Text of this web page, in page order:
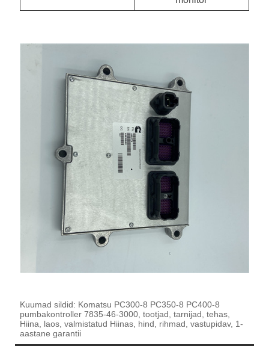
Kuumad sildid: Komatsu PC300-8 PC350-8 PC400-8
pumbakontroller 7835-46-3000, tootjad, tarnijad, tehas,
Hiina, laos, valmistatud Hiinas, hind, rihmad, vastupidav, 1-
aastane garantii